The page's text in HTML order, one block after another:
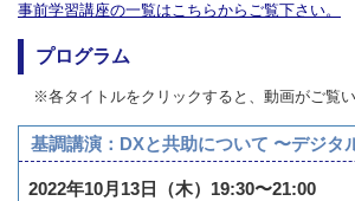
事前学習講座の一覧はこちらからご覧下さい。
プログラム
※各タイトルをクリックすると、動画がご覧い
基調講演：DXと共助について 〜デジタ
2022年10月13日（木）19:30〜21:00